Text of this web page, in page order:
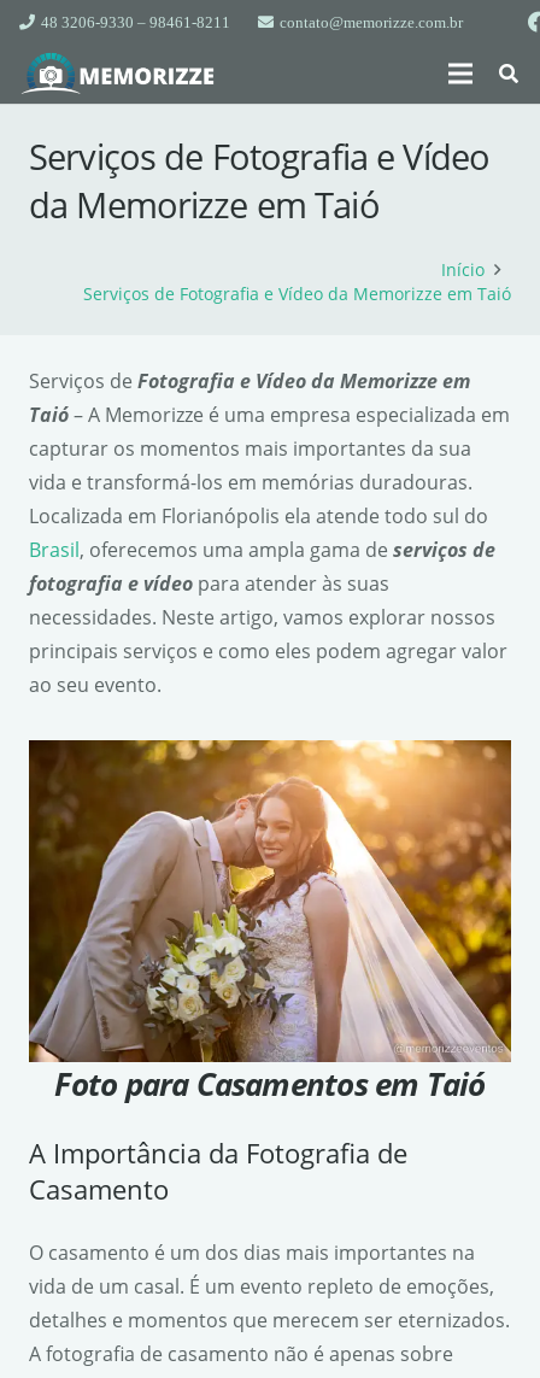
48 3206-9330 – 98461-8211 contato@memorizze.com.br
Serviços de Fotografia e Vídeo
da Memorizze em Taió
Início
Serviços de Fotografia e Vídeo da Memorizze em Taió
Serviços de Fotografia e Vídeo da Memorizze em
Taió– A Memorizze é uma empresa especializada em
capturar os momentos mais importantes da sua
vida e transformá-los em memórias duradouras.
Localizada em Florianópolis ela atende todo sul do
Brasil, oferecemos uma ampla gama de serviços de
fotografia e vídeo para atender às suas
necessidades. Neste artigo, vamos explorar nossos
principais serviços e como eles podem agregar valor
ao seu evento.
Foto para Casamentos em Taió
A Importância da Fotografia de
Casamento
O casamento é um dos dias mais importantes na
vida de um casal. É um evento repleto de emoções,
detalhes e momentos que merecem ser eternizados.
A fotografia de casamento não é apenas sobre